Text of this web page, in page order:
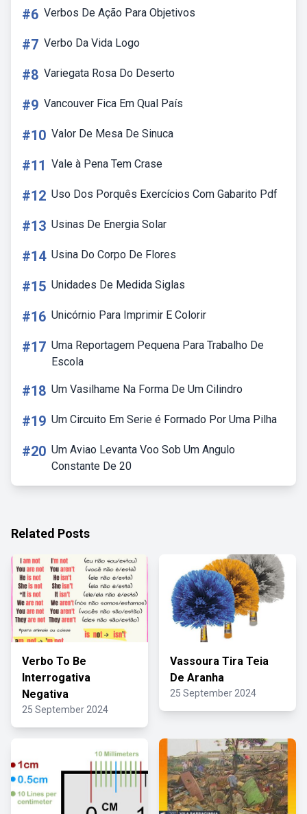
#6 Verbos De Ação Para Objetivos
#7 Verbo Da Vida Logo
#8 Variegata Rosa Do Deserto
#9 Vancouver Fica Em Qual País
#10 Valor De Mesa De Sinuca
#11 Vale à Pena Tem Crase
#12 Uso Dos Porquês Exercícios Com Gabarito Pdf
#13 Usinas De Energia Solar
#14 Usina Do Corpo De Flores
#15 Unidades De Medida Siglas
#16 Unicórnio Para Imprimir E Colorir
#17 Uma Reportagem Pequena Para Trabalho De
Escola
#18 Um Vasilhame Na Forma De Um Cilindro
#19 Um Circuito Em Serie é Formado Por Uma Pilha
#20 Um Aviao Levanta Voo Sob Um Angulo
Constante De 20
Related Posts
Verbo To Be
Interrogativa
Negativa
25 September 2024
Vassoura Tira Teia
De Aranha
25 September 2024